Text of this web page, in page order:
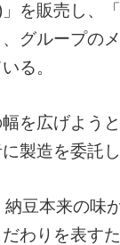
を販売し、
グループの
る。
を広げよう
製造を委託し
豆本来の味
わりを表す